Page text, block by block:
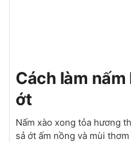
Cách làm
ớt
Nấm xào xong tỏa hương
sả ớt ấm nồng và mùi